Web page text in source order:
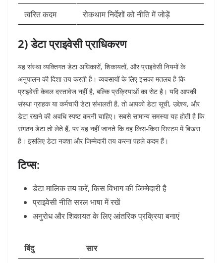
त्वरित कदम
रोकथाम निर्देशों को नीति में जोड़ें
2) डेटा प्राइवेसी प्राधिकरण
यह संस्था व्यक्तिगत डेटा अधिकारों, शिकायतों, और प्राइवेसी नियमों के
अनुपालन की दिशा तय करती है। व्यवसायों के लिए इसका मतलब है कि
प्राइवेसी केवल दस्तावेज नहीं है, बल्कि प्रक्रियाओं का सेट है। यदि आपकी
संस्था ग्राहक या कर्मचारी डेटा संभालती है, तो आपको डेटा सूची, उद्देश्य, और
डेटा रखने की अवधि स्पष्ट करनी चाहिए। सबसे सामान्य समस्या यह होती है कि
संगठन डेटा तो लेते हैं, पर यह नहीं जानते कि वह किस-किस सिस्टम में बिखरा
है। इसलिए डेटा नक्शा और जिम्मेदारी तय करना पहले कदम हैं।
टिप्स:
डेटा मालिक तय करें, किस विभाग की जिम्मेदारी है
प्राइवेसी नीति सरल भाषा में रखें
अनुरोध और शिकायत के लिए आंतरिक प्रक्रिया बनाएं
बिंदु
सार